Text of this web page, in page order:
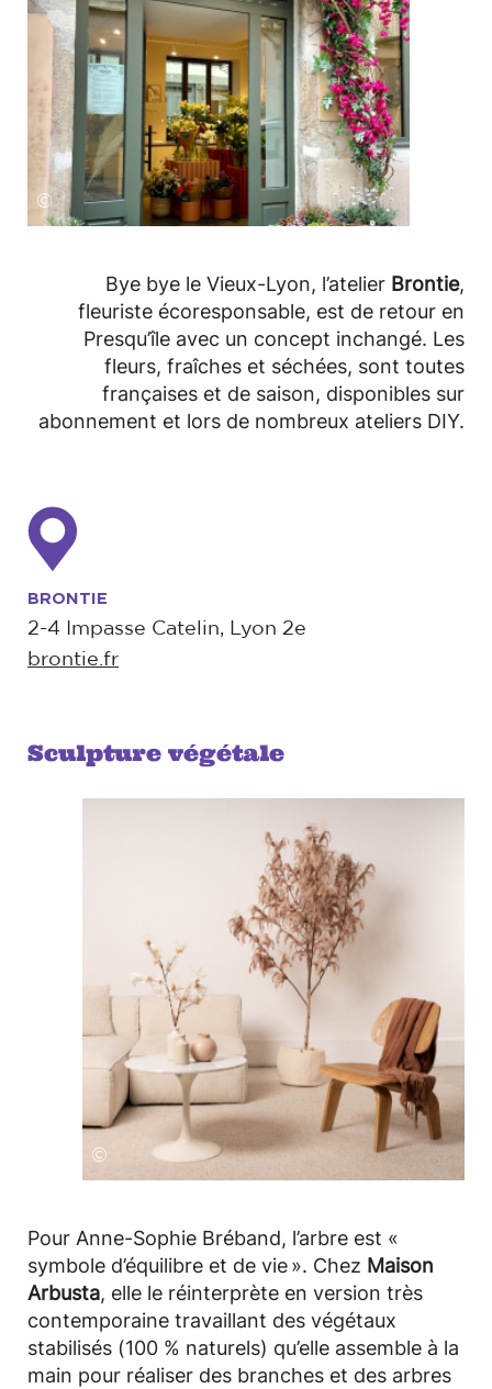
©
Bye bye le Vieux-Lyon, l’atelier Brontie,
fleuriste écoresponsable, est de retour en
Presqu’île avec un concept inchangé. Les
fleurs, fraîches et séchées, sont toutes
françaises et de saison, disponibles sur
abonnement et lors de nombreux ateliers DIY.
BRONTIE
2-4 Impasse Catelin, Lyon 2e
brontie.fr
Sculpture végétale
©
Pour Anne-Sophie Bréband, l’arbre est «
symbole d’équilibre et de vie ». Chez Maison
Arbusta, elle le réinterprète en version très
contemporaine travaillant des végétaux
stabilisés (100 % naturels) qu’elle assemble à la
main pour réaliser des branches et des arbres